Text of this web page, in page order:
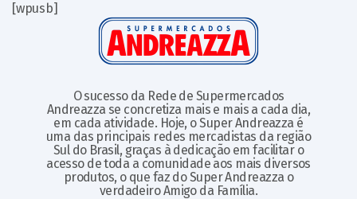
[wpusb]
O sucesso da Rede de Supermercados
Andreazza se concretiza mais e mais a cada dia,
em cada atividade. Hoje, o Super Andreazza é
uma das principais redes mercadistas da região
Sul do Brasil, graças à dedicação em facilitar o
acesso de toda a comunidade aos mais diversos
produtos, o que faz do Super Andreazza o
verdadeiro Amigo da Família.